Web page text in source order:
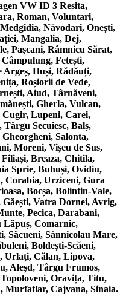
VW ID 3 Resita,
Roman, Voluntari,
Năvodari, Onești,
Mangalia, Dej,
Pașcani, Râmnicu Sărat,
Fetești,
Argeș, Huși, Rădăuți,
Roșiorii de Vede,
Aiud, Târnăveni,
Gherla, Vulcan,
Lupeni, Carei,
Secuiesc, Balș,
Salonta,
Moreni, Vișeu de Sus,
Breaza, Chitila,
Sprie, Buhuși, Ovidiu,
Corabia, Urziceni, Gura
Bocșa, Bolintin-Vale,
Vatra Dornei, Avrig,
Pecica, Darabani,
Lăpuș, Comarnic,
Săcueni, Sânnicolau Mare,
Boldești-Scăeni,
Urlați, Călan, Lipova,
Aleșd, Târgu Frumos,
Topoloveni, Oravița, Titu,
Murfatlar, Cajvana, Sinaia.